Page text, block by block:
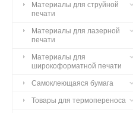
Материалы для струйной
печати
Материалы для лазерной
печати
Материалы для
широкоформатной печати
Самоклеющаяся бумага
Товары для термопереноса